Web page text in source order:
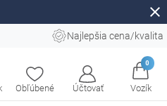
close
Najlepšia cena/kvalita
Obľúbené Účtovať
0
Vozík